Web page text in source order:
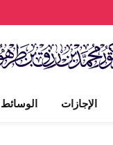
الإجازات الوسائط